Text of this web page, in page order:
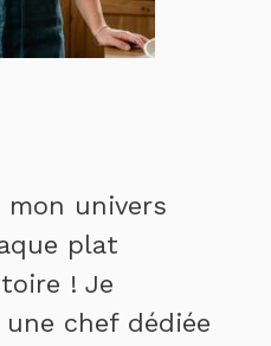
mon univers
plat
! Je
une chef dédiée